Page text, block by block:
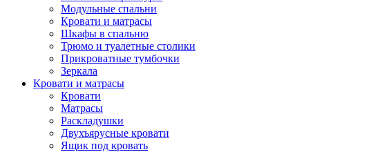
Модульные спальни
Кровати и матрасы
Шкафы в спальню
Трюмо и туалетные столики
Прикроватные тумбочки
Зеркала
Кровати и матрасы
Кровати
Матрасы
Раскладушки
Двухъярусные кровати
Ящик под кровать